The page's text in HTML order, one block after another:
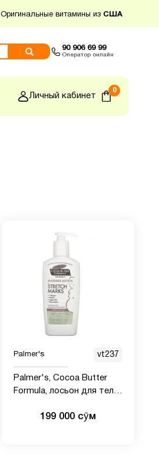
Оригинальные витамины из США
90 906 69 99
Оператор онлайн
Личный кабинет
0
Palmer's vt237
Palmer's, Cocoa Butter
Formula, лосьон для тела,
против растяжек, 250 мл
199 000 сӯм